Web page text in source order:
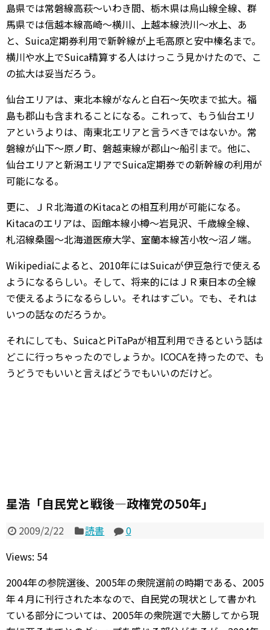
島県では常磐線高萩～いわき間、栃木県は烏山線全線、群
馬県では信越本線高崎～横川、上越本線渋川～水上、あ
と、Suica定期券利用で新幹線が上毛高原と安中榛名まで。
横川や水上でSuica精算する人はけっこう見かけたので、こ
の拡大は妥当だろう。
仙台エリアは、東北本線がなんと白石～矢吹まで拡大。福
島も郡山も含まれることになる。これって、もう仙台エリ
アというよりは、南東北エリアと言うべきではないか。常
磐線が山下～原ノ町、磐越東線が郡山～船引まで。他に、
仙台エリアと新潟エリアでSuica定期券での新幹線の利用が
可能になる。
更に、ＪＲ北海道のKitacaとの相互利用が可能になる。
Kitacaのエリアは、函館本線小樽～岩見沢、千歳線全線、
札沼線桑園～北海道医療大学、室蘭本線苫小牧～沼ノ端。
Wikipediaによると、2010年にはSuicaが伊豆急行で使える
ようになるらしい。そして、将来的にはＪＲ東日本の全線
で使えるようになるらしい。それはすごい。でも、それは
いつの話なのだろうか。
それにしても、SuicaとPiTaPaが相互利用できるという話は
どこに行っちゃったのでしょうか。ICOCAを持ったので、も
うどうでもいいと言えばどうでもいいのだけど。
星浩「自民党と戦後―政権党の50年」
2009/2/22 読書
0
Views: 54
2004年の参院選後、2005年の衆院選前の時期である、2005
年４月に刊行された本なので、自民党の現状として書かれ
ている部分については、2005年の衆院選で大勝してから現